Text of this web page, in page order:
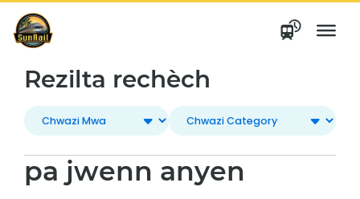
Ale
nan
kontni
Rezilta rechèch
pa jwenn anyen